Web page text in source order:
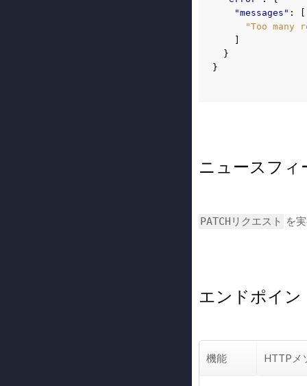
"messages" :
"Too
}
}
ニュースフィ
PATCHリクエスト を
エンドポイン
機能 HTTPメ